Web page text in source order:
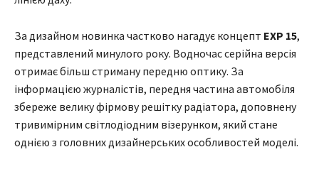
За дизайном новинка частково нагадує концепт EXP 15,
представлений минулого року. Водночас серійна версія
отримає більш стриману передню оптику. За
інформацією журналістів, передня частина автомобіля
збереже велику фірмову решітку радіатора, доповнену
тривимірним світлодіодним візерунком, який стане
однією з головних дизайнерських особливостей моделі.